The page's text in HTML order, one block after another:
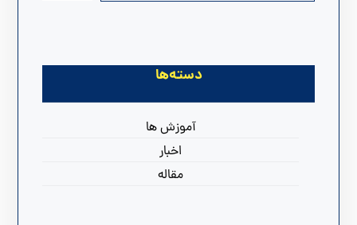
دسته‌ها
آموزش ها
اخبار
مقاله